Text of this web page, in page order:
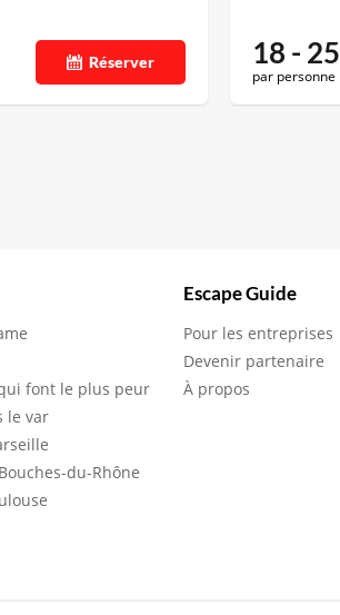
Réserver 18 - 25
par personne
font le plus peur
le var
du-Rhône
Escape Guide
Pour les entreprises
Devenir partenaire
À propos